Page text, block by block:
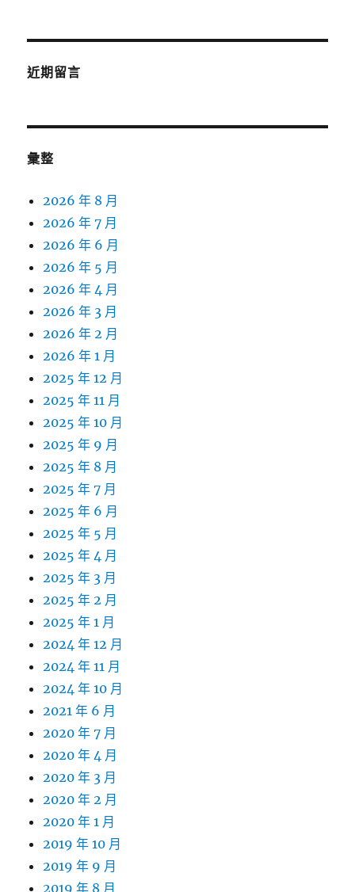
近期留言
彙整
2026 年 8 月
2026 年 7 月
2026 年 6 月
2026 年 5 月
2026 年 4 月
2026 年 3 月
2026 年 2 月
2026 年 1 月
2025 年 12 月
2025 年 11 月
2025 年 10 月
2025 年 9 月
2025 年 8 月
2025 年 7 月
2025 年 6 月
2025 年 5 月
2025 年 4 月
2025 年 3 月
2025 年 2 月
2025 年 1 月
2024 年 12 月
2024 年 11 月
2024 年 10 月
2021 年 6 月
2020 年 7 月
2020 年 4 月
2020 年 3 月
2020 年 2 月
2020 年 1 月
2019 年 10 月
2019 年 9 月
2019 年 8 月